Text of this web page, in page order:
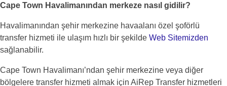
Cape Town Havalimanından merkeze nasıl gidilir?
Havalimanından şehir merkezine havaalanı özel şoförlü
transfer hizmeti ile ulaşım hızlı bir şekilde Web Sitemizden
sağlanabilir.
Cape Town Havalimanı’ndan şehir merkezine veya diğer
bölgelere transfer hizmeti almak için AiRep Transfer hizmetleri